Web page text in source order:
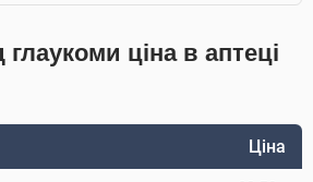
ціна в аптеці
Ціна